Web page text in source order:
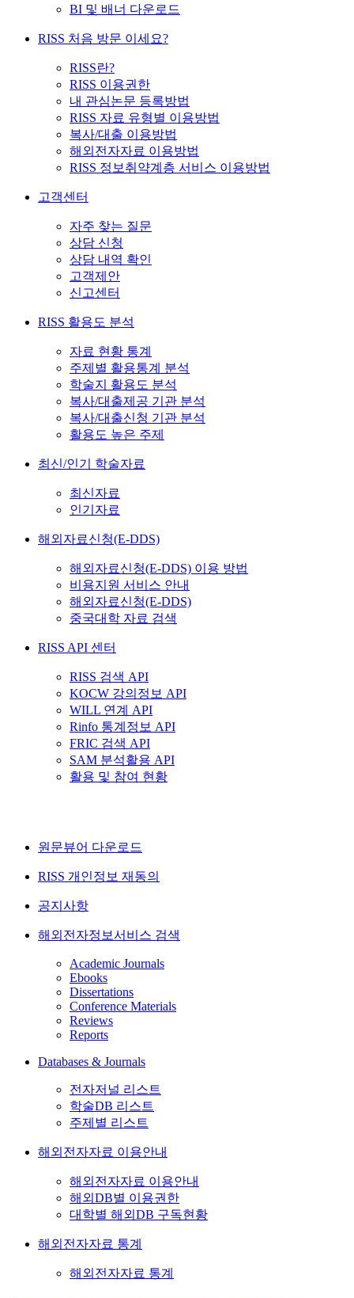
BI 및 배너 다운로드
RISS 처음 방문 이세요?
RISS란?
RISS 이용권한
내 관심논문 등록방법
RISS 자료 유형별 이용방법
복사/대출 이용방법
해외전자자료 이용방법
RISS 정보취약계층 서비스 이용방법
고객센터
자주 찾는 질문
상담 신청
상담 내역 확인
고객제안
신고센터
RISS 활용도 분석
자료 현황 통계
주제별 활용통계 분석
학술지 활용도 분석
복사/대출제공 기관 분석
복사/대출신청 기관 분석
활용도 높은 주제
최신/인기 학술자료
최신자료
인기자료
해외자료신청(E-DDS)
해외자료신청(E-DDS) 이용 방법
비용지원 서비스 안내
해외자료신청(E-DDS)
중국대학 자료 검색
RISS API 센터
RISS 검색 API
KOCW 강의정보 API
WILL 연계 API
Rinfo 통계정보 API
FRIC 검색 API
SAM 분석활용 API
활용 및 참여 현황
원문뷰어 다운로드
RISS 개인정보 재동의
공지사항
해외전자정보서비스 검색
Academic Journals
Ebooks
Dissertations
Conference Materials
Reviews
Reports
Databases & Journals
전자저널 리스트
학술DB 리스트
주제별 리스트
해외전자자료 이용안내
해외전자자료 이용안내
해외DB별 이용권한
대학별 해외DB 구독현황
해외전자자료 통계
해외전자자료 통계